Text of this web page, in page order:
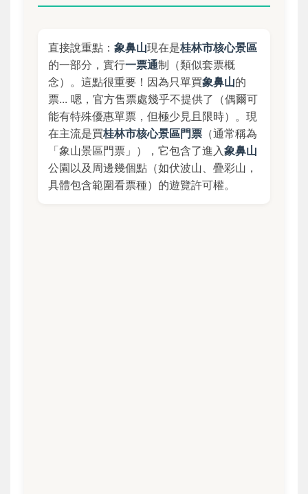
直接說重點： 象鼻山現在是桂林市核心景區
的一部分，實行一票通制（類似套票概
念）。這點很重要！因為只單買象鼻山的
票... 嗯，官方售票處幾乎不提供了（偶爾可
能有特殊優惠單票，但極少見且限時）。現
在主流是買桂林市核心景區門票 （通常稱為
「象山景區門票」），它包含了進入象鼻山
公園以及周邊幾個點（如伏波山、疊彩山，
具體包含範圍看票種）的遊覽許可權。